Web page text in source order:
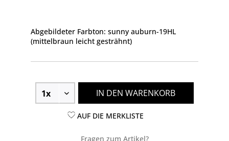
Abgebildeter Farbton: sunny auburn-19HL
(mittelbraun leicht gesträhnt)
IN DEN WARENKORB
AUF DIE MERKLISTE
Fragen zum Artikel?